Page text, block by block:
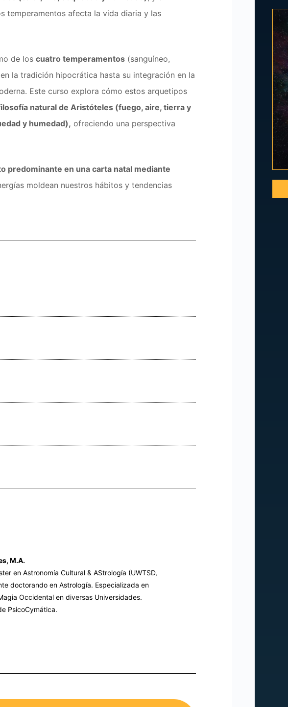
temperamentos afecta la vida diaria y las
de los cuatro temperamentos (sanguíneo,
la tradición hipocrática hasta su integración en la
Este curso explora cómo estos arquetipos
natural de Aristóteles (fuego, aire, tierra y
y humedad), ofreciendo una perspectiva
predominante en una carta natal mediante
moldean nuestros hábitos y tendencias
M.A.
en Astronomía Cultural & AStrología (UWTSD,
doctorando en Astrología. Especializada en
Occidental en diversas Universidades.
PsicoCymática.